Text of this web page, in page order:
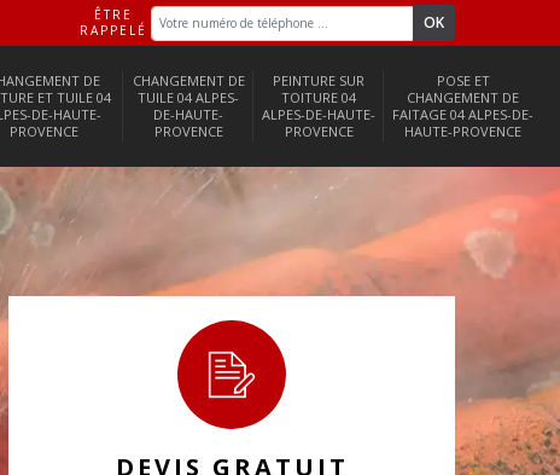
ÊTRE
RAPPELÉ
DE
ET TUILE 04
DE-HAUTE-
PROVENCE
CHANGEMENT DE
TUILE 04 ALPES-
DE-HAUTE-
PROVENCE
PEINTURE SUR
TOITURE 04
ALPES-DE-HAUTE-
PROVENCE
POSE ET
CHANGEMENT DE
FAITAGE 04 ALPES-DE-
HAUTE-PROVENCE
DEVIS GRATUIT